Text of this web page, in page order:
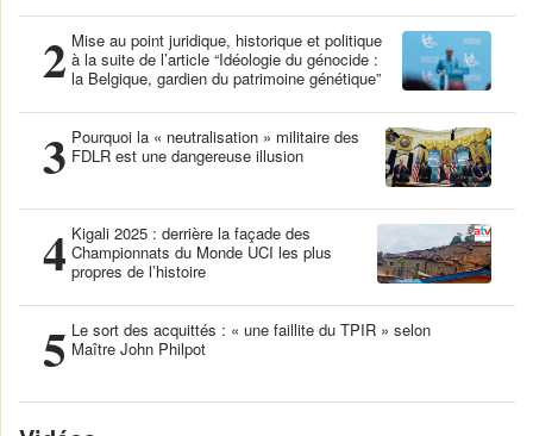
2 Mise au point juridique, historique et politique
à la suite de l’article “Idéologie du génocide :
la Belgique, gardien du patrimoine génétique”
3 Pourquoi la « neutralisation » militaire des
FDLR est une dangereuse illusion
4 Kigali 2025 : derrière la façade des
Championnats du Monde UCI les plus
propres de l’histoire
5 Le sort des acquittés : « une faillite du TPIR » selon
Maître John Philpot